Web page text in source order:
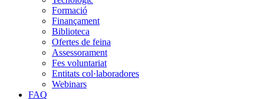
Formació
Finançament
Biblioteca
Ofertes de feina
Assessorament
Fes voluntariat
Entitats col·laboradores
Webinars
FAQ